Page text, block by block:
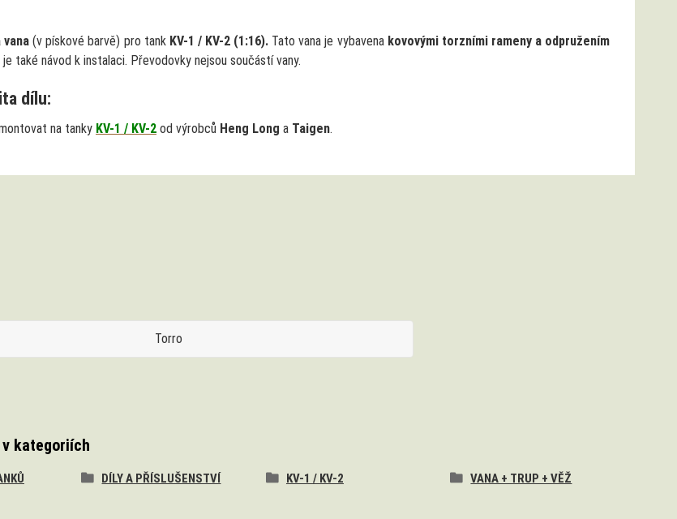
vana(v pískové barvě) pro tank KV-1 / KV-2 (1:16). Tato vana je vybavena kovovými torzními rameny a odpružením
také návod k instalaci. Převodovky nejsou součástí vany.
dílu:
na tanky KV-1 / KV-2od výrobců Heng Long a Taigen.
Torro
kategoriích
DÍLY A PŘÍSLUŠENSTVÍ KV-1 / KV-2 VANA + TRUP + VĚŽ